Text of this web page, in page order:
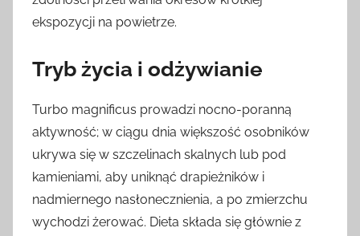
ekspozycji na powietrze.
Tryb życia i odżywianie
Turbo magnificus prowadzi nocno-poranną
aktywność; w ciągu dnia większość osobników
ukrywa się w szczelinach skalnych lub pod
kamieniami, aby uniknąć drapieżników i
nadmiernego nasłonecznienia, a po zmierzchu
wychodzi żerować. Dieta składa się głównie z